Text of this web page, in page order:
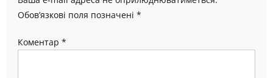
Обов’язкові поля позначені *
Коментар *